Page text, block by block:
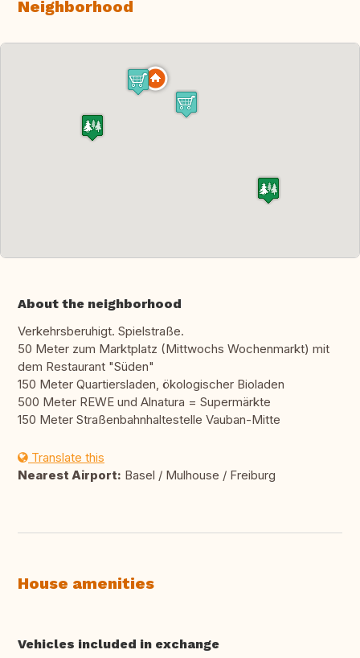
Neighborhood
About the neighborhood
Verkehrsberuhigt. Spielstraße.
50 Meter zum Marktplatz (Mittwochs Wochenmarkt) mit
dem Restaurant "Süden"
150 Meter Quartiersladen, ökologischer Bioladen
500 Meter REWE und Alnatura = Supermärkte
150 Meter Straßenbahnhaltestelle Vauban-Mitte
Translate this
Nearest Airport: Basel / Mulhouse / Freiburg
House amenities
Vehicles included in exchange